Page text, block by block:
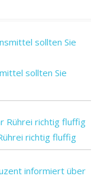
sollten Sie
richtig fluffig